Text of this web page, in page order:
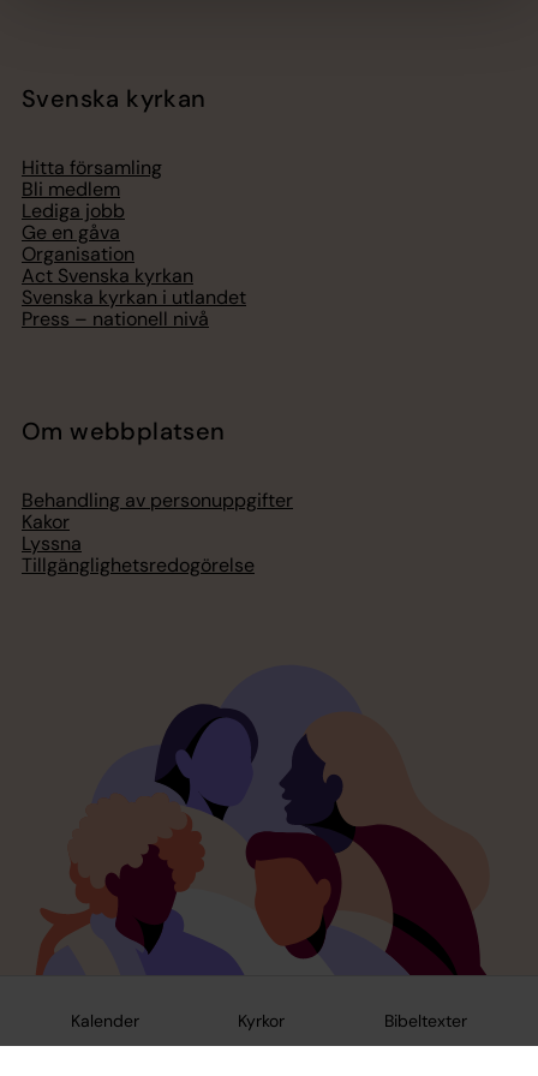
Kalender Kyrkor Bibeltexter
Svenska kyrkan
Hitta församling
Bli medlem
Lediga jobb
Ge en gåva
Organisation
Act Svenska kyrkan
Svenska kyrkan i utlandet
Press – nationell nivå
Om webbplatsen
Behandling av personuppgifter
Kakor
Lyssna
Tillgänglighetsredogörelse